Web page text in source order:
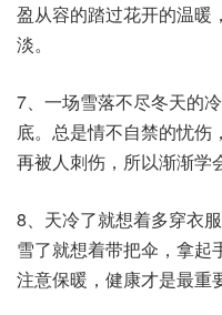
盈从容的踏过花开的温暖
淡。
7、一场雪落不尽冬天的
底。总是情不自禁的忧伤
再被人刺伤，所以渐渐学
8、天冷了就想着多穿衣
雪了就想着带把伞，拿起
注意保暖，健康才是最重